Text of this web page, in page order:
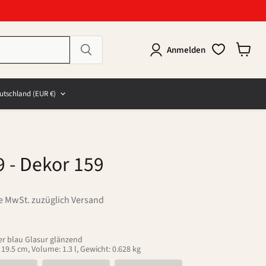
Anmelden
(EUR €)
- Dekor 159
MwSt. zuzüglich Versand
blau Glasur glänzend
cm, Volume: 1.3 l, Gewicht: 0.628 kg